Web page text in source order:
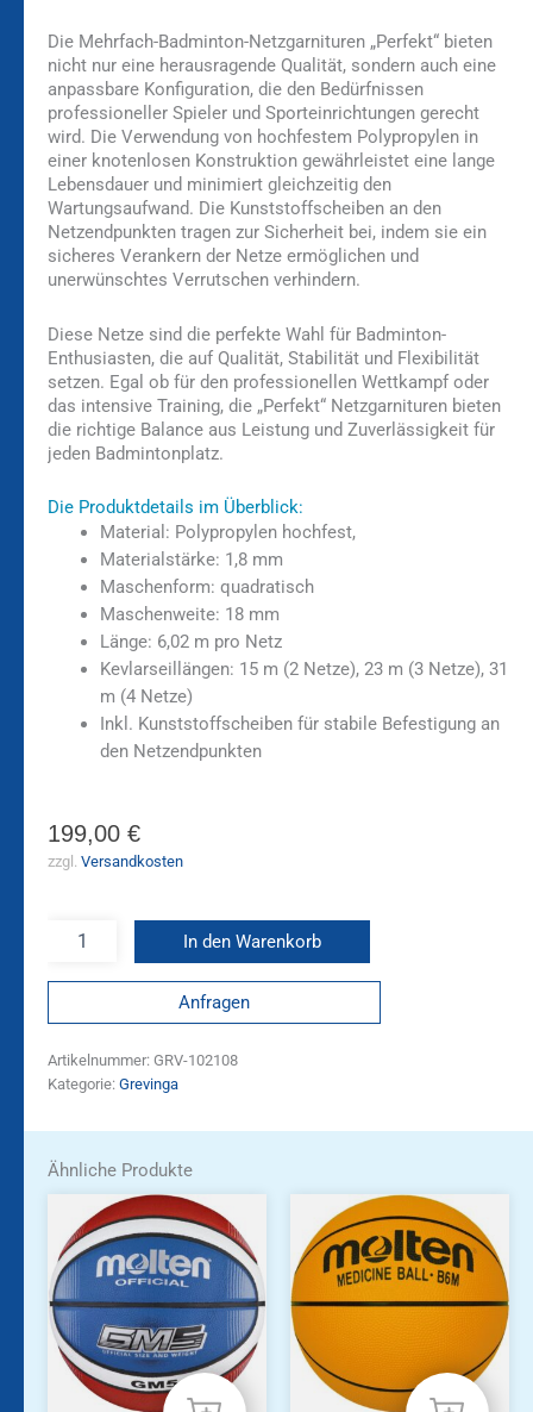
Die Mehrfach-Badminton-Netzgarnituren „Perfekt“ bieten
nicht nur eine herausragende Qualität, sondern auch eine
anpassbare Konfiguration, die den Bedürfnissen
professioneller Spieler und Sporteinrichtungen gerecht
wird. Die Verwendung von hochfestem Polypropylen in
einer knotenlosen Konstruktion gewährleistet eine lange
Lebensdauer und minimiert gleichzeitig den
Wartungsaufwand. Die Kunststoffscheiben an den
Netzendpunkten tragen zur Sicherheit bei, indem sie ein
sicheres Verankern der Netze ermöglichen und
unerwünschtes Verrutschen verhindern.
Diese Netze sind die perfekte Wahl für Badminton-
Enthusiasten, die auf Qualität, Stabilität und Flexibilität
setzen. Egal ob für den professionellen Wettkampf oder
das intensive Training, die „Perfekt“ Netzgarnituren bieten
die richtige Balance aus Leistung und Zuverlässigkeit für
jeden Badmintonplatz.
Die Produktdetails im Überblick:
Material: Polypropylen hochfest,
Materialstärke: 1,8 mm
Maschenform: quadratisch
Maschenweite: 18 mm
Länge: 6,02 m pro Netz
Kevlarseillängen: 15 m (2 Netze), 23 m (3 Netze), 31
m (4 Netze)
Inkl. Kunststoffscheiben für stabile Befestigung an
den Netzendpunkten
199,00 €
zzgl. Versandkosten
In den Warenkorb
Anfragen
Artikelnummer: GRV-102108
Kategorie: Grevinga
Ähnliche Produkte
Dieses
Produkt
weist
mehrere
Varianten
Optionen
können